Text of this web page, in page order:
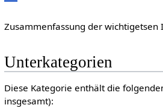
Zusammenfassung der wichtigetsen
Unterkategorien
Diese Kategorie enthält die
insgesamt):